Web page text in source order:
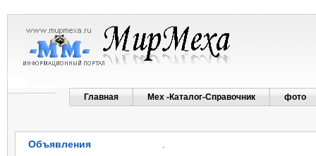
Главная Мех -Каталог-Справочник фото
Объявления .